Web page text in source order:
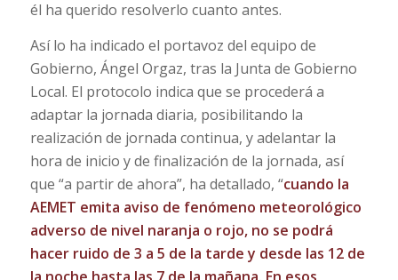
él ha querido resolverlo cuanto antes.
Así lo ha indicado el portavoz del equipo de
Gobierno, Ángel Orgaz, tras la Junta de Gobierno
Local. El protocolo indica que se procederá a
adaptar la jornada diaria, posibilitando la
realización de jornada continua, y adelantar la
hora de inicio y de finalización de la jornada, así
que “a partir de ahora”, ha detallado, “cuando la
AEMET emita aviso de fenómeno meteorológico
adverso de nivel naranja o rojo, no se podrá
hacer ruido de 3 a 5 de la tarde y desde las 12 de